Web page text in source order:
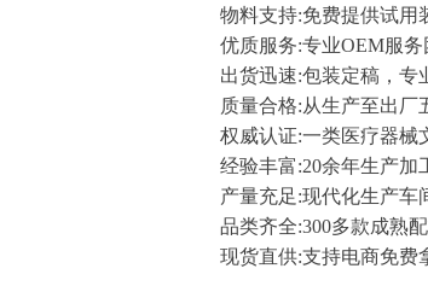
物料支持:免费提供试用
优质服务:专业OEM服
出货迅速:包装定稿，专
质量合格:从生产至出
权威认证:一类医疗器械
经验丰富:20余年生产加
产量充足:现代化生产车
品类齐全:300多款成熟
现货直供:支持电商免费